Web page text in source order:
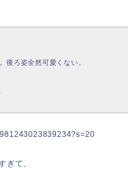
後ろ姿全然可愛くない。
ぎて、